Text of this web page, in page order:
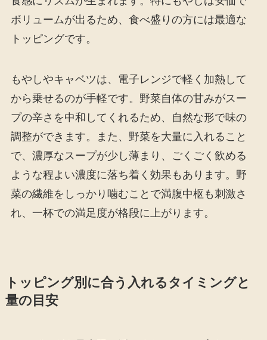
ボリュームが出るため、食べ盛りの方には最適な
トッピングです。
もやしやキャベツは、電子レンジで軽く加熱して
から乗せるのが手軽です。野菜自体の甘みがスー
プの辛さを中和してくれるため、自然な形で味の
調整ができます。また、野菜を大量に入れること
で、濃厚なスープが少し薄まり、ごくごく飲める
ような程よい濃度に落ち着く効果もあります。野
菜の繊維をしっかり噛むことで満腹中枢も刺激さ
れ、一杯での満足度が格段に上がります。
トッピング別に合う入れるタイミングと
量の目安